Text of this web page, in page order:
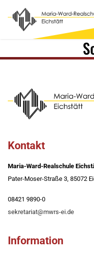
Kontakt
Maria-Ward-Realschule
Pater-Moser-Straße 3, 85072
08421 9890-0
sekretariat@mwrs-ei.de
Information